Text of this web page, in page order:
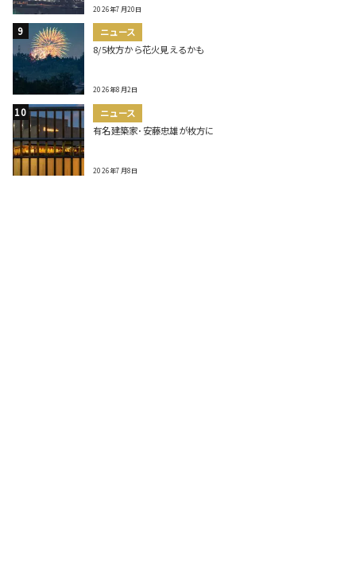
2026年7月20日
ニュース
8/5枚方から花火見えるかも
2026年8月2日
ニュース
有名建築家･安藤忠雄が枚方に
2026年7月8日